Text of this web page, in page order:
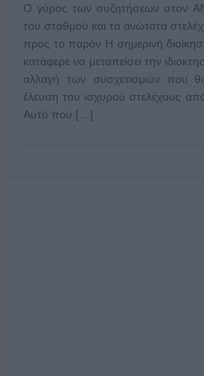
Ο γύρος των συζητήσεων στον
του σταθμού και τα ανώτατα
προς το παρόν Η σημερινή
κατάφερε να μεταπείσει την
αλλαγή των συσχετισμών που
έλευση του ισχυρού στελέχους
Αυτό που […]